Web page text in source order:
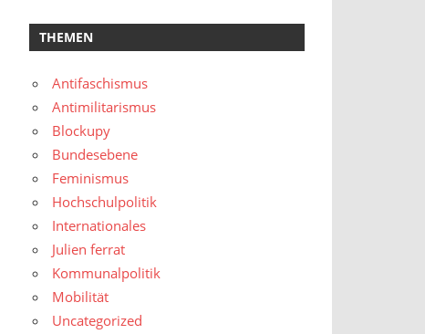
THEMEN
Antifaschismus
Antimilitarismus
Blockupy
Bundesebene
Feminismus
Hochschulpolitik
Internationales
Julien ferrat
Kommunalpolitik
Mobilität
Uncategorized